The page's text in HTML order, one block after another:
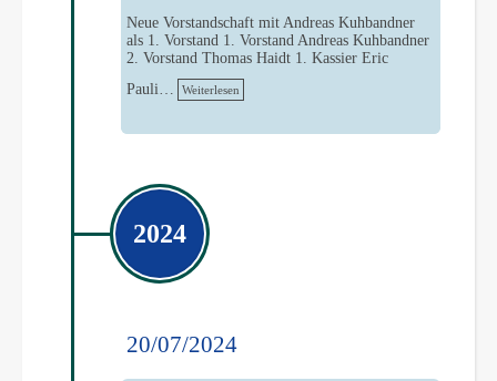
Neue Vorstandschaft mit Andreas Kuhbandner
als 1. Vorstand 1. Vorstand Andreas Kuhbandner
2. Vorstand Thomas Haidt 1. Kassier Eric
Pauli…
Weiterlesen
2024
20/07/2024